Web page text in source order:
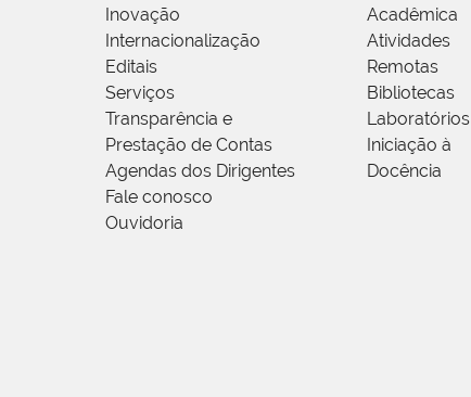
Inovação
Internacionalização
Editais
Serviços
Transparência e
Prestação de Contas
Agendas dos Dirigentes
Fale conosco
Ouvidoria
Acadêmica
Atividades
Remotas
Bibliotecas
Laboratórios
Iniciação à
Docência